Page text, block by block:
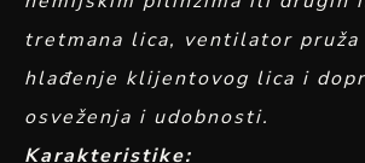
tretmana lica, ventilator
hlađenje klijentovog lica i
osveženja i udobnosti.
Karakteristike: